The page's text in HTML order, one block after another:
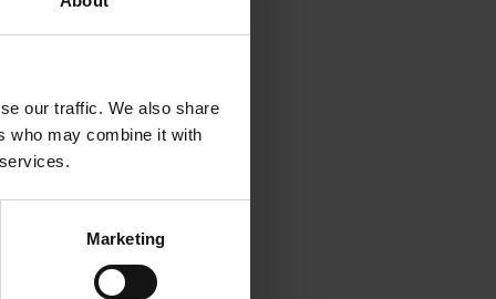
our traffic. We also share
who may combine it with
Marketing